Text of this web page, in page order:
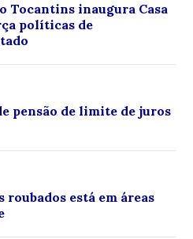
Tocantins inaugura Casa
políticas de
pensão de limite de juros
está em áreas